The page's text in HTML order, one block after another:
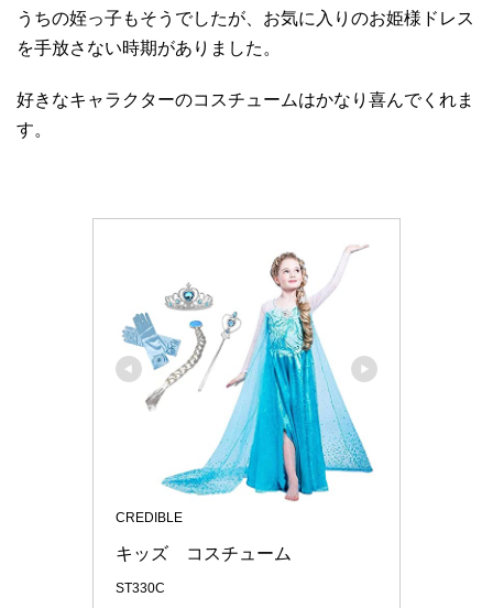
うちの姪っ子もそうでしたが、お気に入りのお姫様ドレス
を手放さない時期がありました。
好きなキャラクターのコスチュームはかなり喜んでくれま
す。
CREDIBLE
キッズ　コスチューム
ST330C